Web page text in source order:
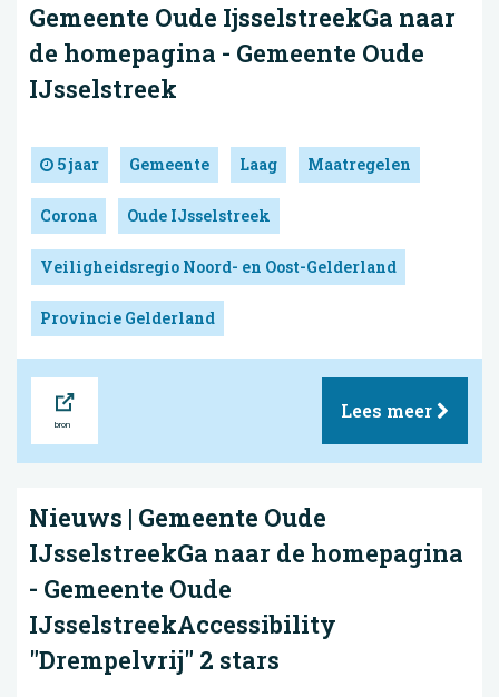
Gemeente Oude IjsselstreekGa naar
de homepagina - Gemeente Oude
IJsselstreek
5 jaar Gemeente Laag Maatregelen
Corona Oude IJsselstreek
Veiligheidsregio Noord- en Oost-Gelderland
Provincie Gelderland
Lees meer
Nieuws | Gemeente Oude
IJsselstreekGa naar de homepagina
- Gemeente Oude
IJsselstreekAccessibility
"Drempelvrij" 2 stars